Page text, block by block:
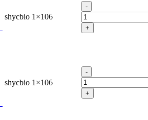
shycbio 1×106
-
+
shycbio 1×106
-
+